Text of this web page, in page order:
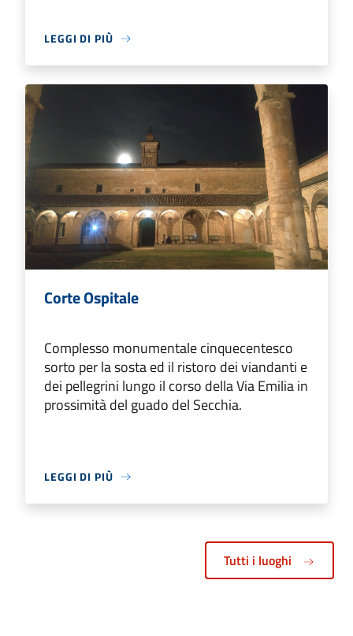
LEGGI DI PIÙ
Corte Ospitale
Complesso monumentale cinquecentesco
sorto per la sosta ed il ristoro dei viandanti e
dei pellegrini lungo il corso della Via Emilia in
prossimità del guado del Secchia.
LEGGI DI PIÙ
Tutti i luoghi